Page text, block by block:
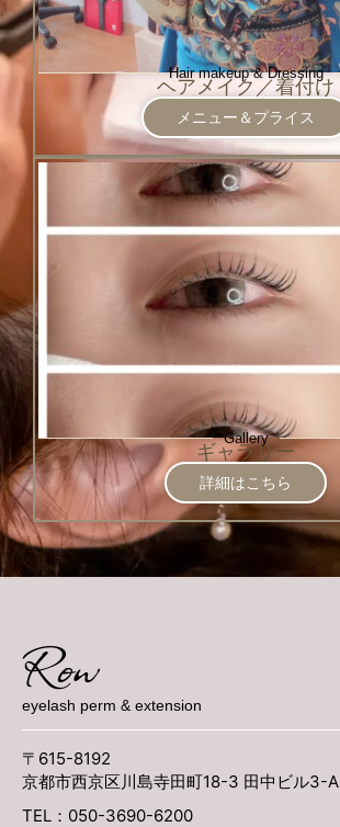
Hair makeup & Dressing
ヘアメイク／着付け
メニュー＆プライス
Gallery
ギャラリー
詳細はこちら
Row
eyelash perm & extension
〒615-8192
京都市西京区川島寺田町18-3 田中ビル3-A
TEL：050-3690-6200